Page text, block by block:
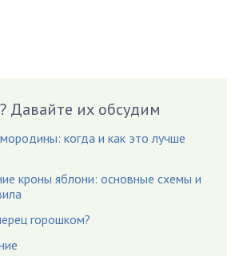
Давайте их обсудим
когда и как это лучше
кроны яблони: основные схемы и
горошком?